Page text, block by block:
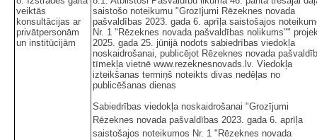
veiktās
konsultācijas ar
privātpersonām
un institūcijām
saistošo noteikumu "Grozījumi Rēzeknes novada
pašvaldības 2023. gada 6. aprīļa saistošajos
Nr. 1 "Rēzeknes novada pašvaldības nolikums""
2025. gada 25. jūnijā nodots sabiedrības viedokļa
noskaidrošanai, publicējot Rēzeknes novada
tīmekļa vietnē www.rezeknesnovads.lv. Viedokļa
izteikšanas termiņš noteikts divas nedēļas no
publicēšanas dienas
Sabiedrības viedokļa noskaidrošanai "Grozījumi
Rēzeknes novada pašvaldības 2023. gada 6. aprīļa
saistošajos noteikumos Nr. 1 "Rēzeknes novada